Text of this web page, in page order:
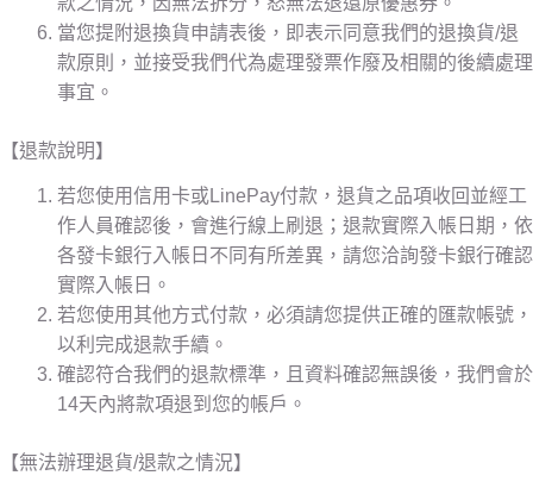
當您提附退換貨申請表後，即表示同意我們的退換貨/退
款原則，並接受我們代為處理發票作廢及相關的後續處理
事宜。
【退款說明】
若您使用信用卡或LinePay付款，退貨之品項收回並經工
作人員確認後，會進行線上刷退；退款實際入帳日期，依
各發卡銀行入帳日不同有所差異，請您洽詢發卡銀行確認
實際入帳日。
若您使用其他方式付款，必須請您提供正確的匯款帳號，
以利完成退款手續。
確認符合我們的退款標準，且資料確認無誤後，我們會於
14天內將款項退到您的帳戶。
【無法辦理退貨/退款之情況】